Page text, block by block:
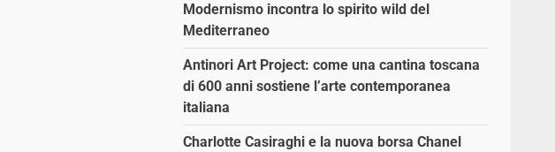
Modernismo incontra lo spirito wild del
Mediterraneo
Antinori Art Project: come una cantina toscana
di 600 anni sostiene l’arte contemporanea
italiana
Charlotte Casiraghi e la nuova borsa Chanel